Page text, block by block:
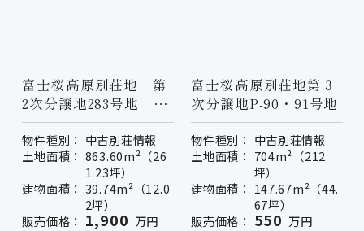
富士桜高原別荘地 第
2次分譲地283号地
（借地権）
物件種別： 中古別荘情報
土地面積： 863.60m²（26
1.23坪）
建物面積： 39.74m²（12.0
2坪）
販売価格： 1,900 万円
富士桜高原別荘地第３
次分譲地P-90・91号地
物件種別： 中古別荘情報
土地面積： 704m²（212
坪）
建物面積： 147.67m²（44.
67坪）
販売価格： 550 万円